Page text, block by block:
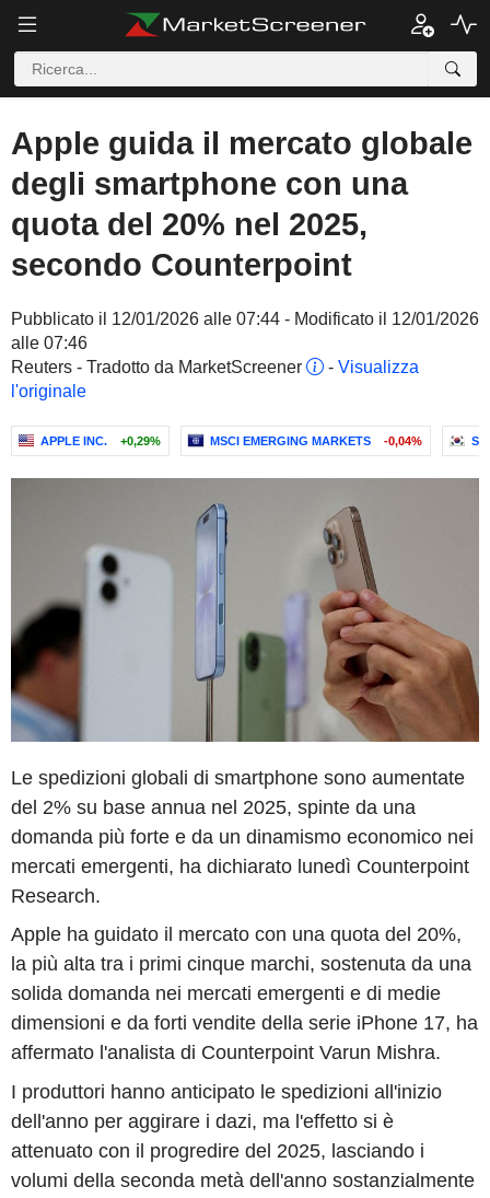
Apple guida il mercato globale
degli smartphone con una
quota del 20% nel 2025,
secondo Counterpoint
Pubblicato il 12/01/2026 alle 07:44 - Modificato il 12/01/2026
alle 07:46
Reuters - Tradotto da MarketScreener
- Visualizza
l'originale
APPLE INC. +0,29% MSCI EMERGING MARKETS -0,04%
Le spedizioni globali di smartphone sono aumentate
del 2% su base annua nel 2025, spinte da una
domanda più forte e da un dinamismo economico nei
mercati emergenti, ha dichiarato lunedì Counterpoint
Research.
Apple ha guidato il mercato con una quota del 20%,
la più alta tra i primi cinque marchi, sostenuta da una
solida domanda nei mercati emergenti e di medie
dimensioni e da forti vendite della serie iPhone 17, ha
affermato l'analista di Counterpoint Varun Mishra.
I produttori hanno anticipato le spedizioni all'inizio
dell'anno per aggirare i dazi, ma l'effetto si è
attenuato con il progredire del 2025, lasciando i
volumi della seconda metà dell'anno sostanzialmente